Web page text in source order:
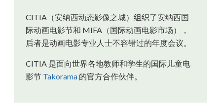
CITIA（安纳西动态影像之城）组织了安纳西国
际动画电影节和 MIFA（国际动画电影市场），
后者是动画电影专业人士不容错过的年度会议。
CITIA 是面向世界各地教师和学生的国际儿童电
影节 Takorama 的官方合作伙伴。